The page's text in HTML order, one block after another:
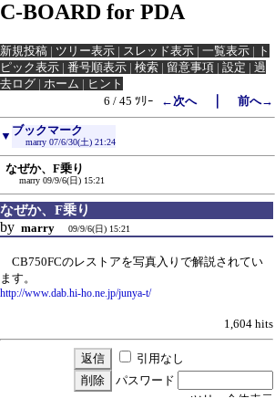
C-BOARD for PDA
新規投稿 | ツリー表示 | スレッド表示 | 一覧表示 | ト
ピック表示 | 番号順表示 | 検索 | 留意事項 | 設定 | 過
去ログ | ホーム | ヒント
6 / 45 ﾂﾘｰ
←次へ｜ 前へ→
▼ ブックマーク
marry 07/6/30(土) 21:24
なぜか、F乗り
marry 09/9/6(日) 15:21
なぜか、F乗り
by marry 09/9/6(日) 15:21
CB750FCのレストアを写真入りで解説されてい
ます。
http://www.dab.hi-ho.ne.jp/junya-t/
1,604 hits
引用なし
パスワード
・ツリー全体表示